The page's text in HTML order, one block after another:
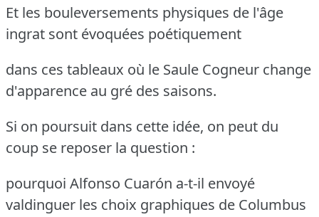
Et les bouleversements physiques de l'âge
ingrat sont évoquées poétiquement
dans ces tableaux où le Saule Cogneur change
d'apparence au gré des saisons.
Si on poursuit dans cette idée, on peut du
coup se reposer la question :
pourquoi Alfonso Cuarón a-t-il envoyé
valdinguer les choix graphiques de Columbus